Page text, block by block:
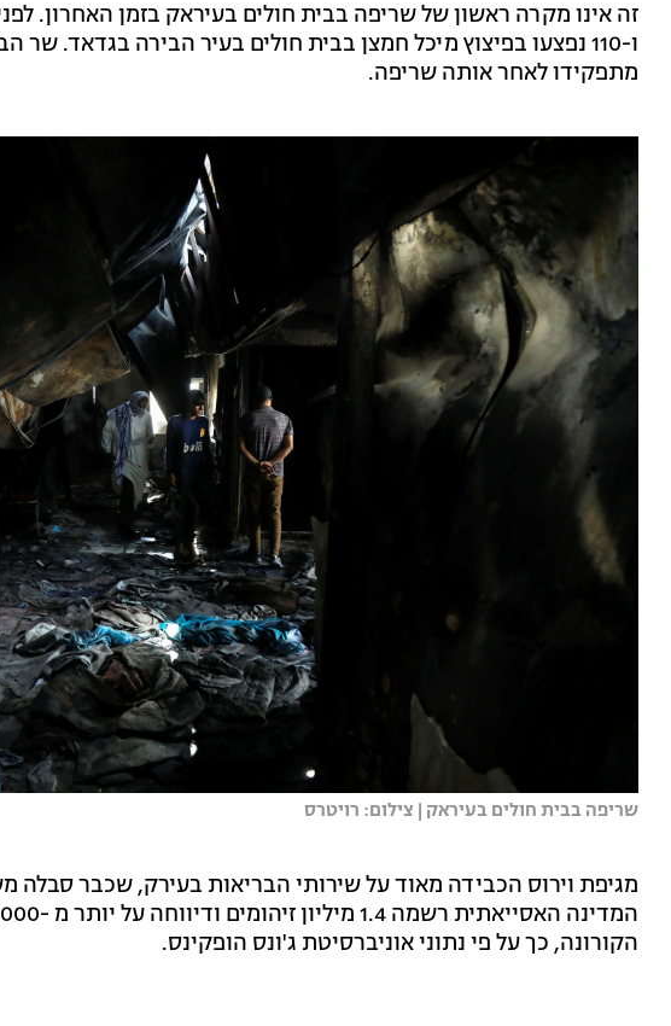
ו-110 נפצעו בפיצוץ מיכל חמצן בבית חולים בעיר הבירה בגדאד.
שר
מתפקידו לאחר אותה שריפה.
שריפה בבית חולים בעיראק | צילום: רויטרס
מגיפת וירוס הכבידה מאוד על שירותי הבריאות בעירק, שכבר סבלה
הקורונה, כך על פי נתוני אוניברסיטת ג'ונס הופקינס.